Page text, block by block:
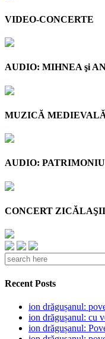
VIDEO-CONCERTE
AUDIO: MIHNEA şi
MUZICĂ
AUDIO: PATRIMONIU
CONCERT ZICĂLAŞII
Recent Posts
ion drăgușanul:
ion drăgușanul: cu
ion drăgușanul: